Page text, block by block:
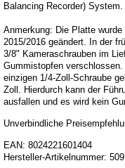
Balancing Recorder) System.
Anmerkung: Die Platte
2015/2016 geändert. In der
3/8" Kameraschrauben im
Gummistopfen
einzigen 1/4-Zoll-Schraube
Zoll. Hierdurch kann der
ausfallen und es wird kein
Unverbindliche
EAN: 8024221601404
Hersteller-Artikelnummer: